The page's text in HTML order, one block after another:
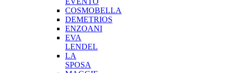
COSMOBELLA
DEMETRIOS
ENZOANI
EVA
LENDEL
LA
SPOSA